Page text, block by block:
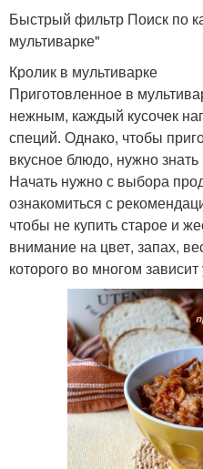
Быстрый фильтр Поиск по
мультиварке"
Кролик в мультиварке
Приготовленное в
нежным, каждый кусочек
специй. Однако, чтобы
вкусное блюдо, нужно
Начать нужно с выбора
ознакомиться с
чтобы не купить старое и
внимание на цвет, запах,
которого во многом